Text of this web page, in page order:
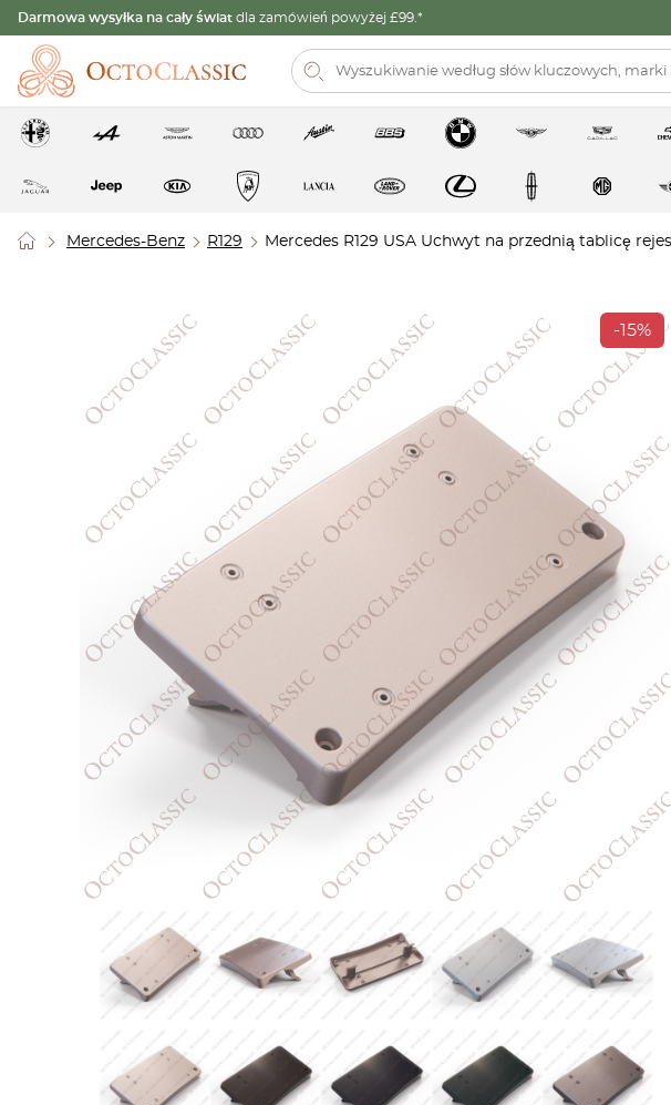
Darmowa wysyłka na cały świat dla zamówień powyżej £99.*
Mercedes-Benz R129 Mercedes R129 USA Uchwyt na przednią tablicę
-15%